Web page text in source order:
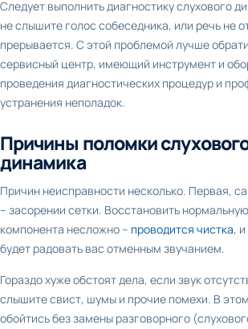
Следует выполнить диагностику слухового
не слышите голос собеседника, или речь не
прерывается. С этой проблемой лучше
сервисный центр, имеющий инструмент и
проведения диагностических процедур и
устранения неполадок.
Причины поломки
динамика
Причин неисправности несколько. Первая,
– засорении сетки. Восстановить
компонента несложно – проводится чистка,
будет радовать вас отменным звучанием.
Гораздо хуже обстоят дела, если звук
слышите свист, шумы и прочие помехи. В
обойтись без замены разговорного